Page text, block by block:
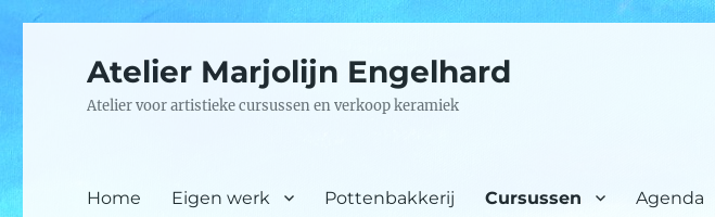
Atelier Marjolijn Engelhard
Atelier voor artistieke cursussen en verkoop keramiek
Home Eigen werk Pottenbakkerij Cursussen Agenda